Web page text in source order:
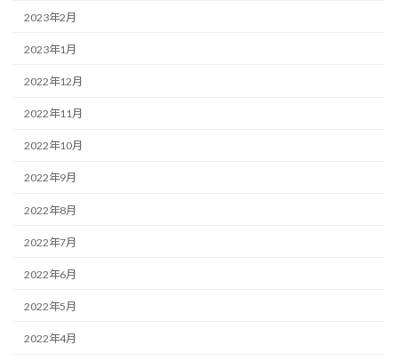
2023年2月
2023年1月
2022年12月
2022年11月
2022年10月
2022年9月
2022年8月
2022年7月
2022年6月
2022年5月
2022年4月